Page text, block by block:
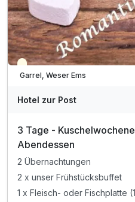
Teilweise ausgelastet
Garrel, Weser Ems
Hotel zur Post
3 Tage -
Abendessen
2 Übernachtungen
2 x unser Frühstücksbuffet
1 x Fleisch- oder Fischplatte